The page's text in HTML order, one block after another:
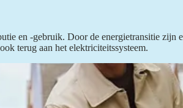
en -gebruik. Door de energietransitie
terug aan het elektriciteitssysteem.